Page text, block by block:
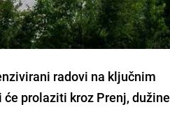
radovi na ključnim
prolaziti kroz Prenj, dužine